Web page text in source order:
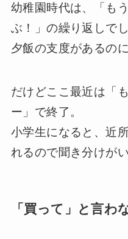
幼稚園時代は、「も
ぶ！」の繰り返しでし
夕飯の支度があるの
だけどここ最近は「
ー」で終了。
小学生になると、近
れるので聞き分けがい
「買って」と言わ